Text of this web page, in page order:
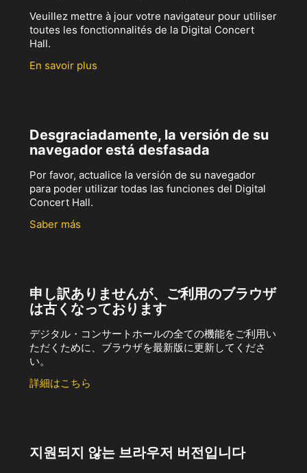
Veuillez mettre à jour votre navigateur pour utiliser
toutes les fonctionnalités de la Digital Concert
Hall.
En savoir plus
Desgraciadamente, la versión de su
navegador está desfasada
Por favor, actualice la versión de su navegador
para poder utilizar todas las funciones del Digital
Concert Hall.
Saber más
申し訳ありませんが、ご利用のブラウザ
は古くなっております
デジタル・コンサートホールの全ての機能をご利用い
ただくために、ブラウザを最新版に更新してくださ
い。
詳細はこちら
지원되지 않는 브라우저 버전입니다